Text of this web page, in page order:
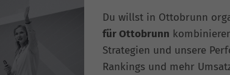
Du willst in Ottobrunn
für Ottobrunn
Strategien und unsere
Rankings und mehr